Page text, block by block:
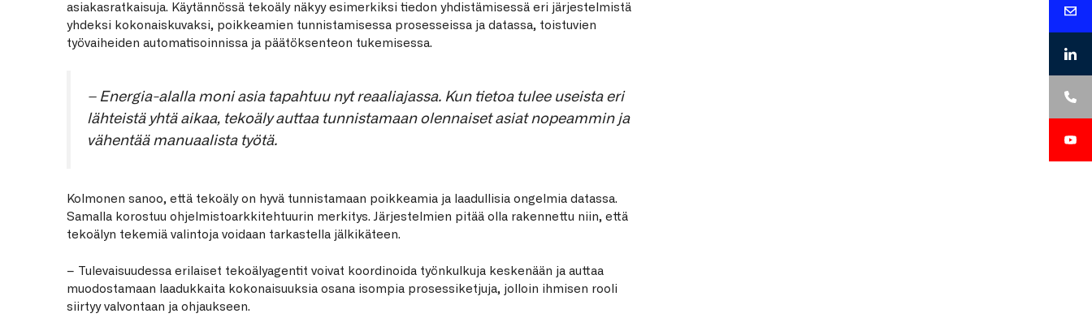
asiakasratkaisuja. Käytännössä tekoäly näkyy esimerkiksi tiedon yhdistämisessä eri järjestelmistä
yhdeksi kokonaiskuvaksi, poikkeamien tunnistamisessa prosesseissa ja datassa, toistuvien
työvaiheiden automatisoinnissa ja päätöksenteon tukemisessa.
– Energia-alalla moni asia tapahtuu nyt reaaliajassa. Kun tietoa tulee useista eri
lähteistä yhtä aikaa, tekoäly auttaa tunnistamaan olennaiset asiat nopeammin ja
vähentää manuaalista työtä.
Kolmonen sanoo, että tekoäly on hyvä tunnistamaan poikkeamia ja laadullisia ongelmia datassa.
Samalla korostuu ohjelmistoarkkitehtuurin merkitys. Järjestelmien pitää olla rakennettu niin, että
tekoälyn tekemiä valintoja voidaan tarkastella jälkikäteen.
– Tulevaisuudessa erilaiset tekoälyagentit voivat koordinoida työnkulkuja keskenään ja auttaa
muodostamaan laadukkaita kokonaisuuksia osana isompia prosessiketjuja, jolloin ihmisen rooli
siirtyy valvontaan ja ohjaukseen.